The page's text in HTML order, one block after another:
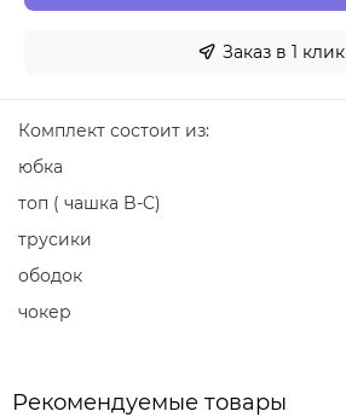
Заказ в 1 клик
Комплект состоит из:
юбка
топ ( чашка B-C)
трусики
ободок
чокер
Рекомендуемые товары